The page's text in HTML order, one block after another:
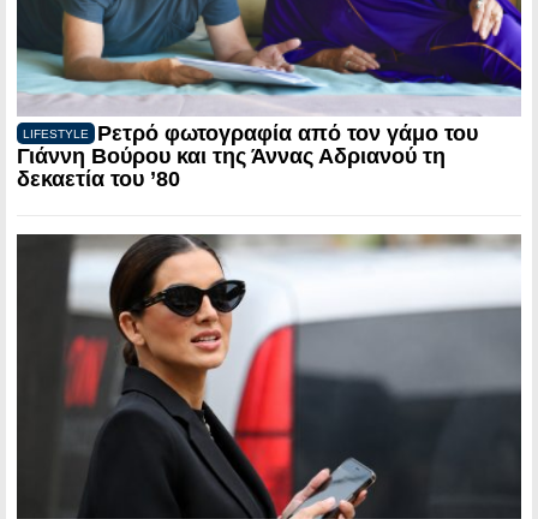
LIFESTYLE
Ρετρό φωτογραφία από τον γάμο του
Γιάννη Βούρου και της Άννας Αδριανού τη
δεκαετία του ’80